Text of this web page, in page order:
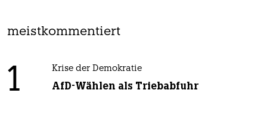
meistkommentiert
1 Krise der Demokratie
AfD-Wählen als Triebabfuhr